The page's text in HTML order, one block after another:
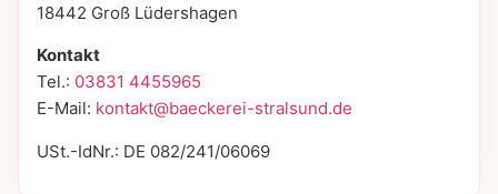
18442 Groß Lüdershagen
Kontakt
Tel.: 03831 4455965
E-Mail: kontakt@baeckerei-stralsund.de
USt.-IdNr.: DE 082/241/06069